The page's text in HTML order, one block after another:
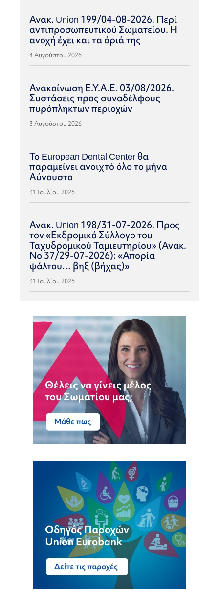
Ανακ. Union 199/04-08-2026. Περί
αντιπροσωπευτικού Σωματείου. Η
ανοχή έχει και τα όριά της
4 Αυγούστου 2026
Ανακοίνωση Ε.Υ.Α.Ε. 03/08/2026.
Συστάσεις προς συναδέλφους
πυρόπληκτων περιοχών
3 Αυγούστου 2026
Το European Dental Center θα
παραμείνει ανοιχτό όλο το μήνα
Αύγουστο
31 Ιουλίου 2026
Ανακ. Union 198/31-07-2026. Προς
τον «Εκδρομικό Σύλλογο του
Ταχυδρομικού Ταμιευτηρίου» (Ανακ.
Νο 37/29-07-2026): «Απορία
ψάλτου… βηξ (βήχας)»
31 Ιουλίου 2026